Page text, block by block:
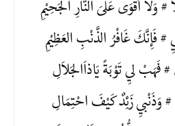
وَلاَ أَقْوَى عَلىَ النَّارِ الجَحِيْمِ
# فَإِنَّكَ غَافْرُ الذَّنْبِ العَظِيْمِ
فَهَبْ ليِ تَوْبَةً يَاذاَالجَلاَلِ
وَذَنْبيِ زَئِدٌ كَيْفَ احْتِمَالِ